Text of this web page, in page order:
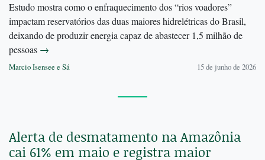
Estudo mostra como o enfraquecimento dos “rios voadores”
impactam reservatórios das duas maiores hidrelétricas do Brasil,
deixando de produzir energia capaz de abastecer 1,5 milhão de
pessoas →
Marcio Isensee e Sá 15 de junho de 2026
Alerta de desmatamento na Amazônia
cai 61% em maio e registra maior